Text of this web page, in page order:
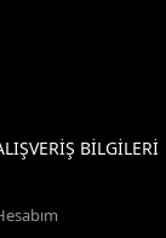
BİLGİLERİ